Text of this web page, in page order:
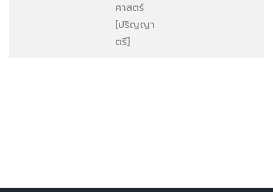
ศาสตร์
[ปริญญา
ตรี]